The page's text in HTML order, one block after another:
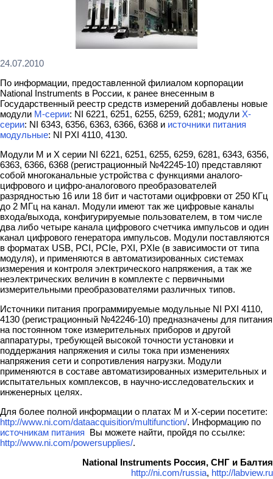
24.07.2010
По информации, предоставленной филиалом корпорации
National Instruments в России, к ранее внесенным в
Государственный реестр средств измерений добавлены новые
модули М-серии: NI 6221, 6251, 6255, 6259, 6281; модули Х-
серии: NI 6343, 6356, 6363, 6366, 6368 и источники питания
модульные: NI PXI 4110, 4130.
Модули M и Х серии NI 6221, 6251, 6255, 6259, 6281, 6343, 6356,
6363, 6366, 6368 (регистрационный №42245-10) представляют
собой многоканальные устройства с функциями аналого-
цифрового и цифро-аналогового преобразователей
разрядностью 16 или 18 бит и частотами оцифровки от 250 КГц
до 2 МГц на канал. Модули имеют так же цифровые каналы
входа/выхода, конфигурируемые пользователем, в том числе
два либо четыре канала цифрового счетчика импульсов и один
канал цифрового генератора импульсов. Модули поставляются
в форматах USB, PCI, PCIe, PXI, PXIe (в зависимости от типа
модуля), и применяются в автоматизированных системах
измерения и контроля электрического напряжения, а так же
неэлектрических величин в комплекте с первичными
измерительными преобразователями различных типов.
Источники питания программируемые модульные NI PXI 4110,
4130 (регистрационный №42246-10) предназначены для питания
на постоянном токе измерительных приборов и другой
аппаратуры, требующей высокой точности установки и
поддержания напряжения и силы тока при изменениях
напряжения сети и сопротивления нагрузки. Модули
применяются в составе автоматизированных измерительных и
испытательных комплексов, в научно-исследовательских и
инженерных целях.
Для более полной информации о платах М и Х-серии посетите:
http://www.ni.com/dataacquisition/multifunction/. Информацию по
источникам питания Вы можете найти, пройдя по ссылке:
http://www.ni.com/powersupplies/.
National Instruments Россия, СНГ и Балтия
http://ni.com/russia, http://labview.ru